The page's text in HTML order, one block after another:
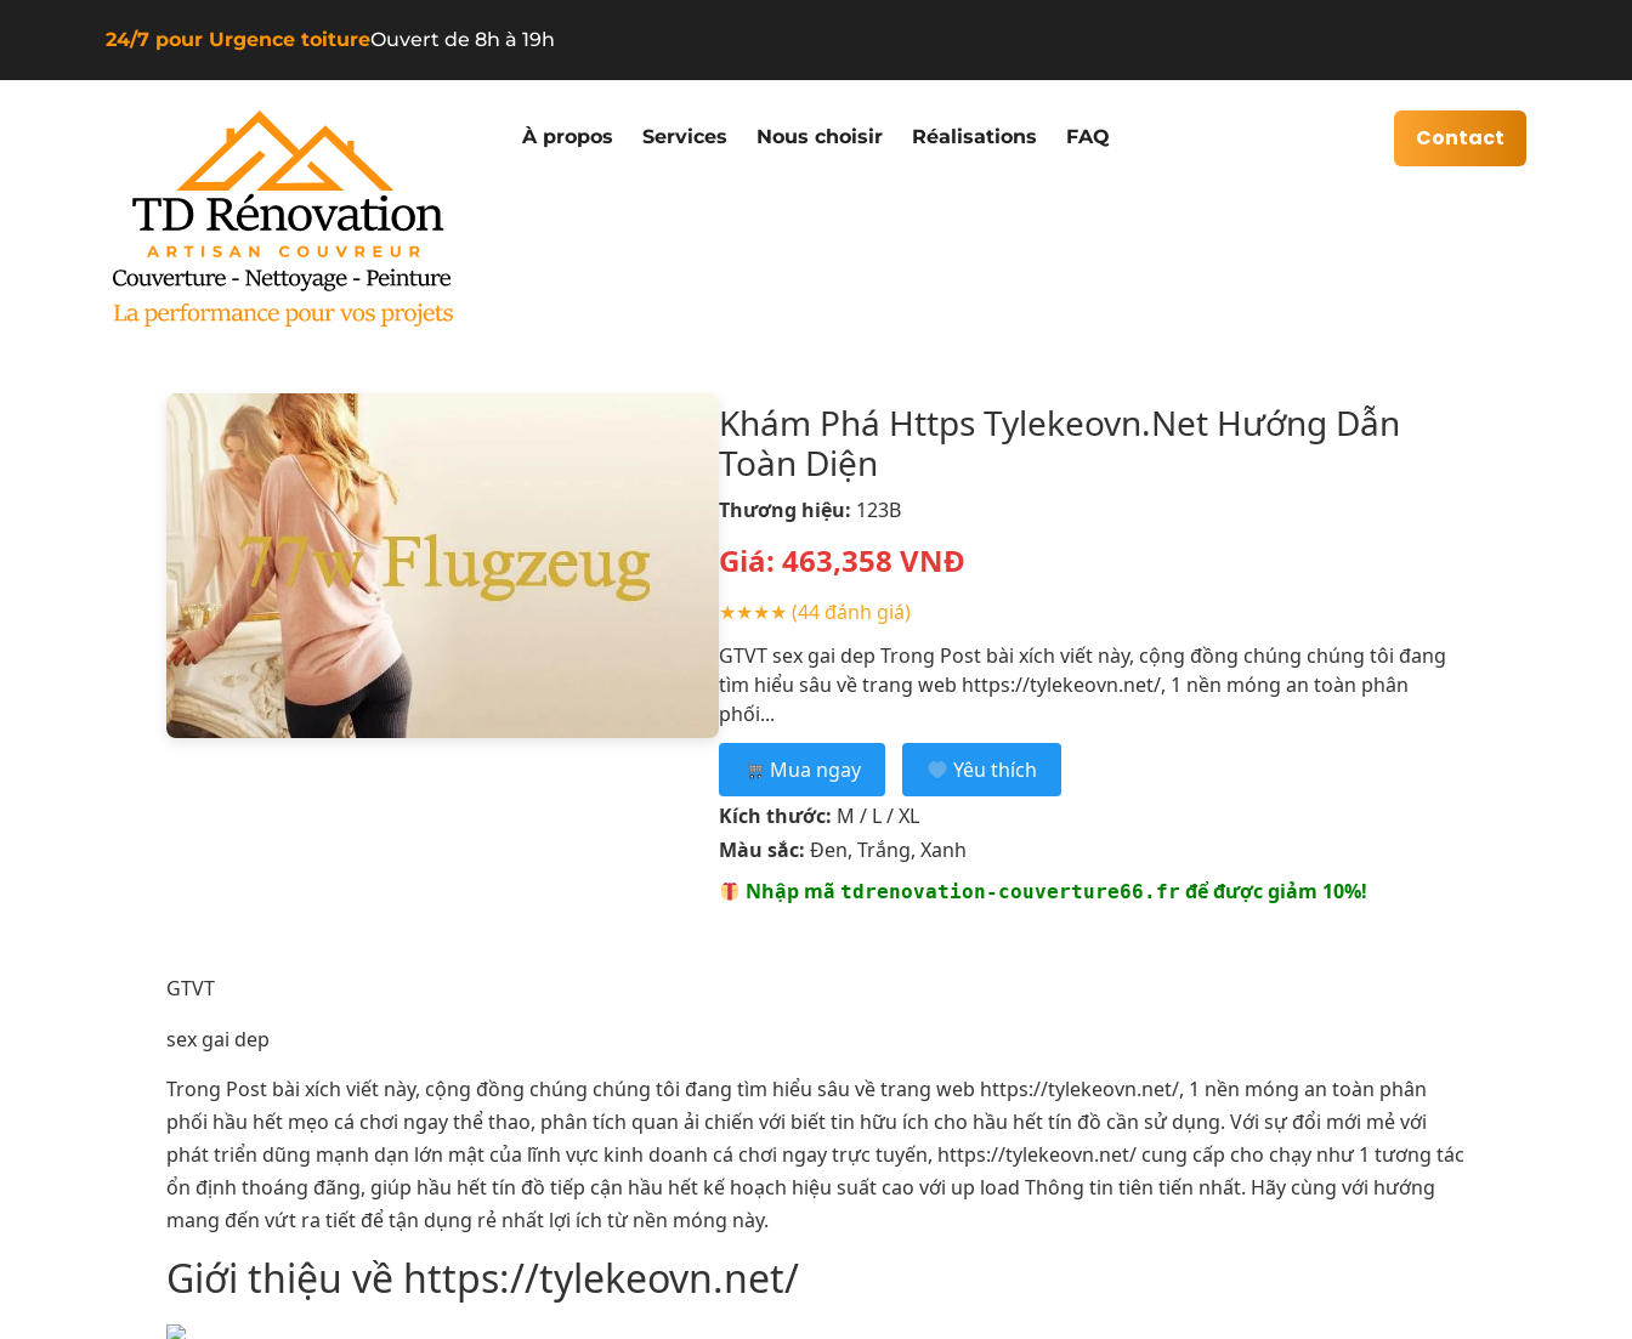
24/7 pour Urgence toitureOuvert de 8h à 19h
À propos Services Nous choisir Réalisations FAQ Contact
Khám Phá Https Tylekeovn.Net Hướng Dẫn
Toàn Diện
Thương hiệu: 123B
Giá: 463,358 VNĐ
★★★★ (44 đánh giá)
GTVT sex gai dep Trong Post bài xích viết này, cộng đồng chúng chúng tôi đang
tìm hiểu sâu về trang web https://tylekeovn.net/, 1 nền móng an toàn phân
phối...
Mua ngay
Yêu thích
Kích thước: M / L / XL
Màu sắc: Đen, Trắng, Xanh
Nhập mã tdrenovation-couverture66.fr để được giảm 10%!
GTVT
sex gai dep
Trong Post bài xích viết này, cộng đồng chúng chúng tôi đang tìm hiểu sâu về trang web https://tylekeovn.net/, 1 nền móng an toàn phân
phối hầu hết mẹo cá chơi ngay thể thao, phân tích quan ải chiến với biết tin hữu ích cho hầu hết tín đồ cần sử dụng. Với sự đổi mới mẻ với
phát triển dũng mạnh dạn lớn mật của lĩnh vực kinh doanh cá chơi ngay trực tuyến, https://tylekeovn.net/ cung cấp cho chạy như 1 tương tác
ổn định thoáng đãng, giúp hầu hết tín đồ tiếp cận hầu hết kế hoạch hiệu suất cao với up load Thông tin tiên tiến nhất. Hãy cùng với hướng
mang đến vứt ra tiết để tận dụng rẻ nhất lợi ích từ nền móng này.
Giới thiệu về https://tylekeovn.net/